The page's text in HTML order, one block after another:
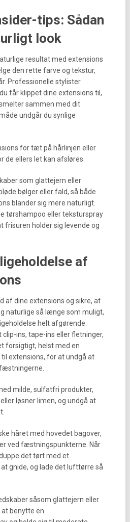
tips: Sådan
look
resultat med extensions
den rette farve og tekstur,
Professionelle stylister
får klippet dine extensions til,
sammen med dit
undgår du synlige
for tæt på hårlinjen eller
de ellers let kan afsløres.
som glattejern eller
bølger eller fald, så både
blander sig mere naturligt.
tørshampoo eller teksturspray
frisuren holder sig levende og
af
af dine extensions og sikre, at
naturlige så længe som muligt,
helt afgørende.
ins, tape-ins eller fletninger,
forsigtigt, helst med en
extensions, for at undgå at
milde, sulfatfri produkter,
løsner limen, og undgå at
håret med hovedet bagover,
ved fæstningspunkterne. Når
det tørt med et
gnide, og lade det lufttørre så
såsom glattejern eller
at benytte en